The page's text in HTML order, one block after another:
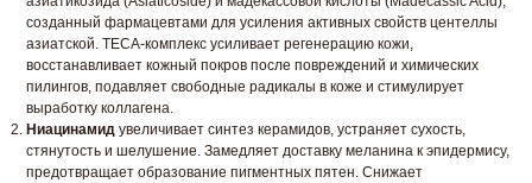
созданный фармацевтами для усиления активных свойств центеллы
азиатской. TECA-комплекс усиливает регенерацию кожи,
восстанавливает кожный покров после повреждений и химических
пилингов, подавляет свободные радикалы в коже и стимулирует
выработку коллагена.
Ниацинамид увеличивает синтез керамидов, устраняет сухость,
стянутость и шелушение. Замедляет доставку меланина к эпидермису,
предотвращает образование пигментных пятен. Снижает